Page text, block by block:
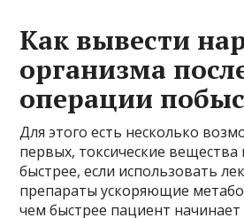
Как вывести
организма
операции
Для этого есть несколько
первых, токсические вещества
быстрее, если использовать
препараты ускоряющие
чем быстрее пациент